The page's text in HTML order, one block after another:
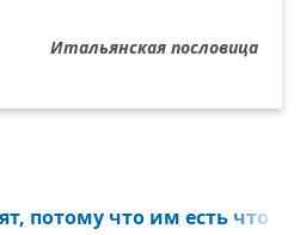
Итальянская пословица
потому что им есть что